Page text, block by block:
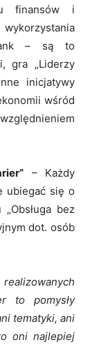
finansów i
– są to
gra „Liderzy
inicjatywy
wśród
– Każdy
ubiegać się o
bez
dot. osób
to pomysły
tematyki, ani
oni najlepiej